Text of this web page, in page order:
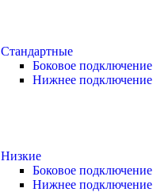
Стандартные
Боковое подключение
Нижнее подключение
Низкие
Боковое подключение
Нижнее подключение